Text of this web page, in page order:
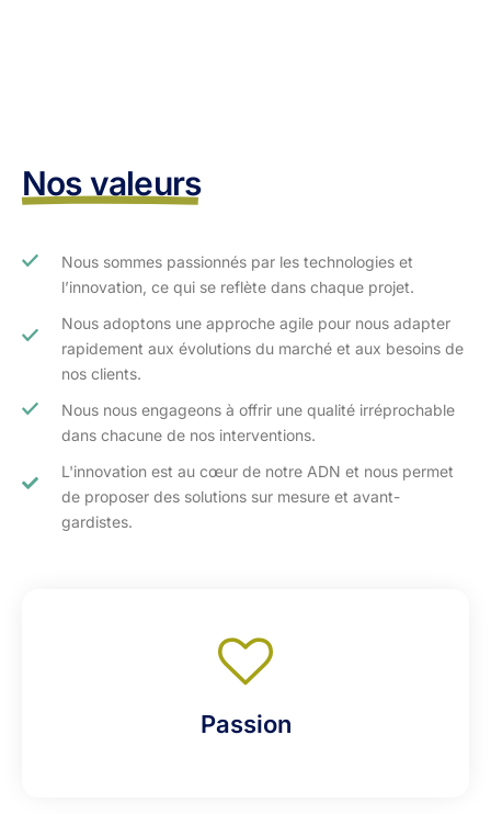
Nos valeurs
Nous sommes passionnés par les technologies et
l’innovation, ce qui se reflète dans chaque projet.
Nous adoptons une approche agile pour nous adapter
rapidement aux évolutions du marché et aux besoins de
nos clients.​
Nous nous engageons à offrir une qualité irréprochable
dans chacune de nos interventions.
L'innovation est au cœur de notre ADN et nous permet
de proposer des solutions sur mesure et avant-
gardistes.
Passion